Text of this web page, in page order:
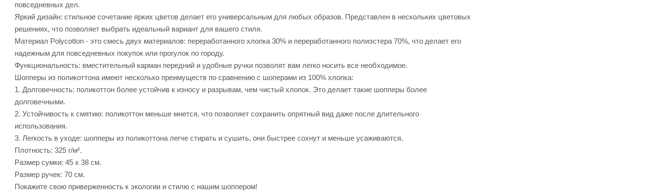
повседневных дел.
Яркий дизайн: стильное сочетание ярких цветов делает его универсальным для любых образов. Представлен в нескольких цветовых
решениях, что позволяет выбрать идеальный вариант для вашего стиля.
Материал Polycotton - это смесь двух материалов: переработанного хлопка 30% и переработанного полиэстера 70%, что делает его
надежным для повседневных покупок или прогулок по городу.
Функциональность: вместительный карман передний и удобные ручки позволят вам легко носить все необходимое.
Шопперы из поликоттона имеют несколько преимуществ по сравнению с шоперами из 100% хлопка:
1. Долговечность: поликоттон более устойчив к износу и разрывам, чем чистый хлопок. Это делает такие шопперы более
долговечными.
2. Устойчивость к смятию: поликоттон меньше мнется, что позволяет сохранить опрятный вид даже после длительного
использования.
3. Легкость в уходе: шопперы из поликоттона легче стирать и сушить, они быстрее сохнут и меньше усаживаются.
Плотность: 325 г/м².
Размер сумки: 45 х 38 см.
Размер ручек: 70 см.
Покажите свою приверженность к экологии и стилю с нашим шоппером!